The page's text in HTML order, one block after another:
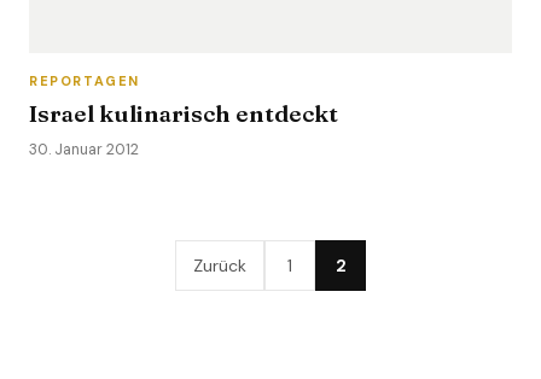
REPORTAGEN
Israel kulinarisch entdeckt
30. Januar 2012
Zurück 1 2